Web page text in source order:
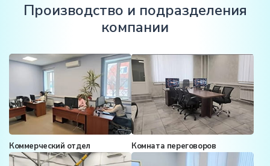
Производство и подразделения
компании
Коммерческий отдел Комната переговоров